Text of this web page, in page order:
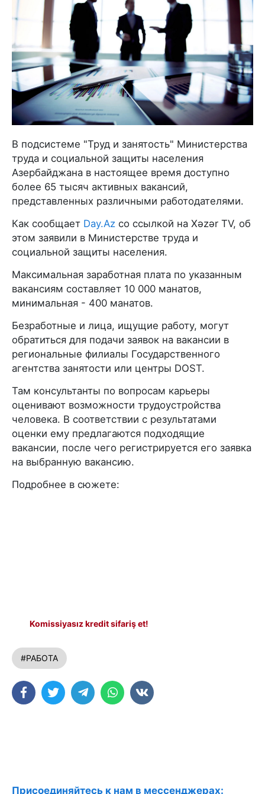
В подсистеме "Труд и занятость" Министерства
труда и социальной защиты населения
Азербайджана в настоящее время доступно
более 65 тысяч активных вакансий,
представленных различными работодателями.
Как сообщает Day.Az со ссылкой на Xəzər TV, об
этом заявили в Министерстве труда и
социальной защиты населения.
Максимальная заработная плата по указанным
вакансиям составляет 10 000 манатов,
минимальная - 400 манатов.
Безработные и лица, ищущие работу, могут
обратиться для подачи заявок на вакансии в
региональные филиалы Государственного
агентства занятости или центры DOST.
Там консультанты по вопросам карьеры
оценивают возможности трудоустройства
человека. В соответствии с результатами
оценки ему предлагаются подходящие
вакансии, после чего регистрируется его заявка
на выбранную вакансию.
Подробнее в сюжете:
Komissiyasız kredit sifariş et!
#РАБОТА
Присоединяйтесь к нам в мессенджерах: